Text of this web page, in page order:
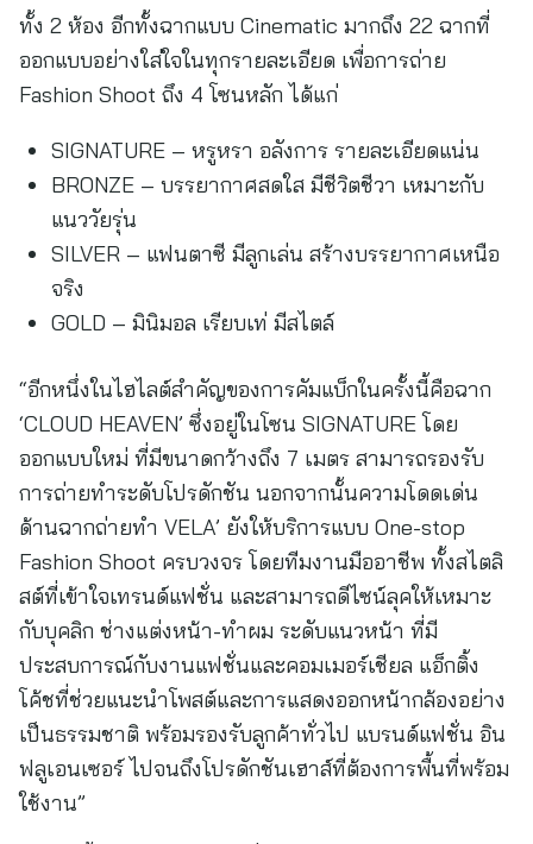
ทั้ง 2 ห้อง อีกทั้งฉากแบบ Cinematic มากถึง 22 ฉากที่
ออกแบบอย่างใส่ใจในทุกรายละเอียด เพื่อการถ่าย
Fashion Shoot ถึง 4 โซนหลัก ได้แก่
SIGNATURE – หรูหรา อลังการ รายละเอียดแน่น
BRONZE – บรรยากาศสดใส มีชีวิตชีวา เหมาะกับ
แนววัยรุ่น
SILVER – แฟนตาซี มีลูกเล่น สร้างบรรยากาศเหนือ
จริง
GOLD – มินิมอล เรียบเท่ มีสไตล์
“อีกหนึ่งในไฮไลต์สำคัญของการคัมแบ็กในครั้งนี้คือฉาก
‘CLOUD HEAVEN’ ซึ่งอยู่ในโซน SIGNATURE โดย
ออกแบบใหม่ ที่มีขนาดกว้างถึง 7 เมตร สามารถรองรับ
การถ่ายทำระดับโปรดักชัน นอกจากนั้นความโดดเด่น
ด้านฉากถ่ายทำ VELA’ ยังให้บริการแบบ One-stop
Fashion Shoot ครบวงจร โดยทีมงานมืออาชีพ ทั้งสไตลิ
สต์ที่เข้าใจเทรนด์แฟชั่น และสามารถดีไซน์ลุคให้เหมาะ
กับบุคลิก ช่างแต่งหน้า-ทำผม ระดับแนวหน้า ที่มี
ประสบการณ์กับงานแฟชั่นและคอมเมอร์เชียล แอ็กติ้ง
โค้ชที่ช่วยแนะนำโพสต์และการแสดงออกหน้ากล้องอย่าง
เป็นธรรมชาติ พร้อมรองรับลูกค้าทั่วไป แบรนด์แฟชั่น อิน
ฟลูเอนเซอร์ ไปจนถึงโปรดักชันเฮาส์ที่ต้องการพื้นที่พร้อม
ใช้งาน”